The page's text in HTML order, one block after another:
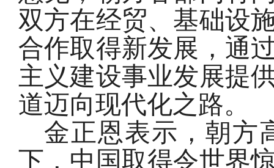
双方在经贸、基础设
合作取得新发展，通
主义建设事业发展提
道迈向现代化之路。
金正恩表示，朝方
下，中国取得令世界